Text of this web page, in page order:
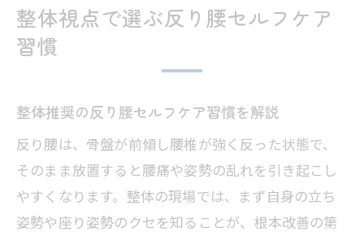
整体視点で選ぶ反り腰セルフケア
習慣
整体推奨の反り腰セルフケア習慣を解説
反り腰は、骨盤が前傾し腰椎が強く反った状態で、
そのまま放置すると腰痛や姿勢の乱れを引き起こし
やすくなります。整体の現場では、まず自身の立ち
姿勢や座り姿勢のクセを知ることが、根本改善の第